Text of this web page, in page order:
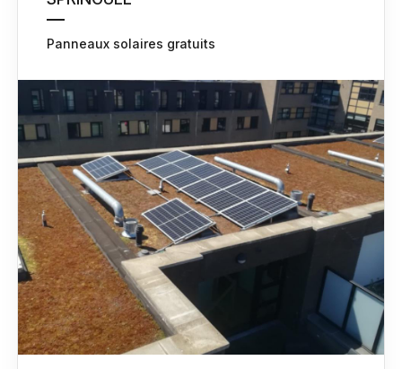
Panneaux solaires gratuits